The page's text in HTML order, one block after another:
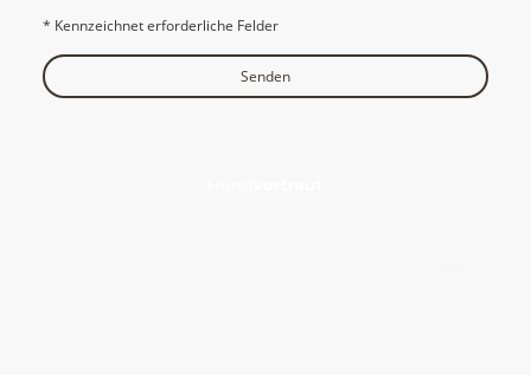
* Kennzeichnet erforderliche Felder
Senden